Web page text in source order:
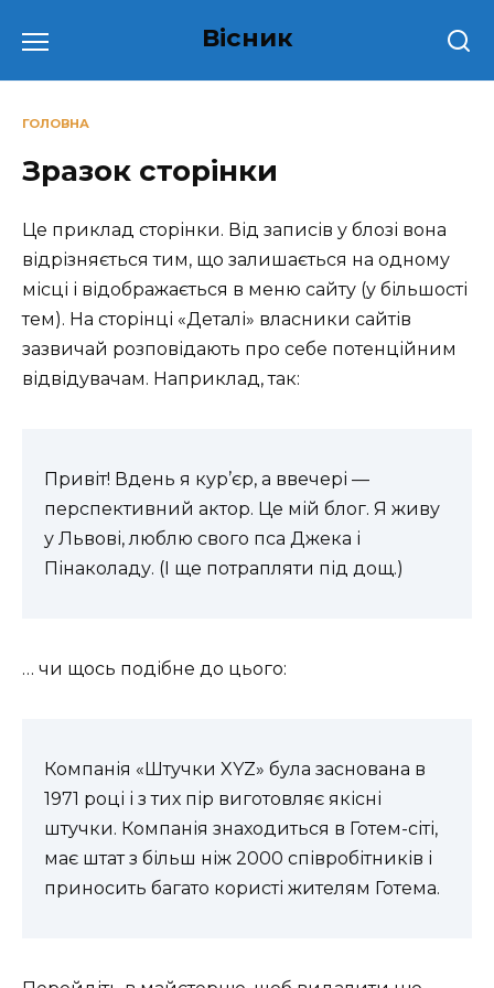
до
Вісник
ГОЛОВНА
Зразок сторінки
Це приклад сторінки. Від записів у блозі вона
відрізняється тим, що залишається на одному
місці і відображається в меню сайту (у більшості
тем). На сторінці «Деталі» власники сайтів
зазвичай розповідають про себе потенційним
відвідувачам. Наприклад, так:
Привіт! Вдень я кур’єр, а ввечері —
перспективний актор. Це мій блог. Я живу
у Львові, люблю свого пса Джека і
Пінаколаду. (І ще потрапляти під дощ.)
… чи щось подібне до цього:
Компанія «Штучки XYZ» була заснована в
1971 році і з тих пір виготовляє якісні
штучки. Компанія знаходиться в Готем-сіті,
має штат з більш ніж 2000 співробітників і
приносить багато користі жителям Готема.